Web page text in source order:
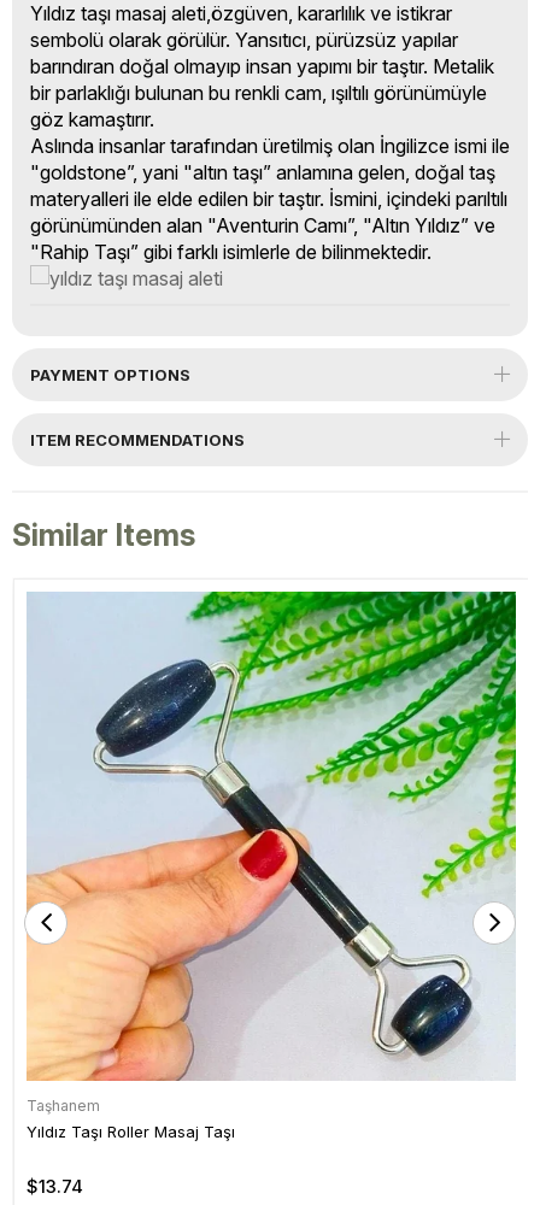
Yıldız taşı masaj aleti,özgüven, kararlılık ve istikrar
sembolü olarak görülür. Yansıtıcı, pürüzsüz yapılar
barındıran doğal olmayıp insan yapımı bir taştır. Metalik
bir parlaklığı bulunan bu renkli cam, ışıltılı görünümüyle
göz kamaştırır.
Aslında insanlar tarafından üretilmiş olan İngilizce ismi ile
"goldstone”, yani "altın taşı” anlamına gelen, doğal taş
materyalleri ile elde edilen bir taştır. İsmini, içindeki parıltılı
görünümünden alan "Aventurin Camı”, "Altın Yıldız” ve
"Rahip Taşı” gibi farklı isimlerle de bilinmektedir.
PAYMENT OPTIONS
ITEM RECOMMENDATIONS
Similar Items
Taşhanem
Yıldız Taşı Roller Masaj Taşı
$13.74